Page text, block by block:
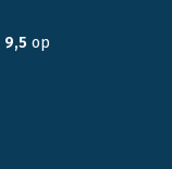
9,5 op